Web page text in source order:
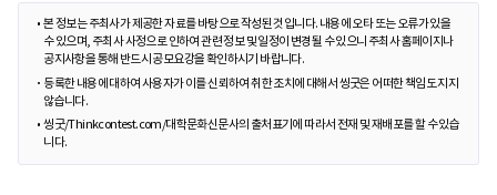
본 정보는 주최사가 제공한 자료를 바탕으로 작성된 것입니다. 내용에 오타 또는 오류가 있을
수 있으며, 주최사 사정으로 인하여 관련 정보 및 일정이 변경될 수 있으니 주최사 홈페이지나
공지사항을 통해 반드시 공모요강을 확인하시기 바랍니다.
등록한 내용에 대하여 사용자가 이를 신뢰하여 취한 조치에 대해서 씽굿은 어떠한 책임도 지지
않습니다.
씽굿/Thinkcontest.com/대학문화신문사의 출처표기에 따라서 전재 및 재배포를 할 수 있습
니다.